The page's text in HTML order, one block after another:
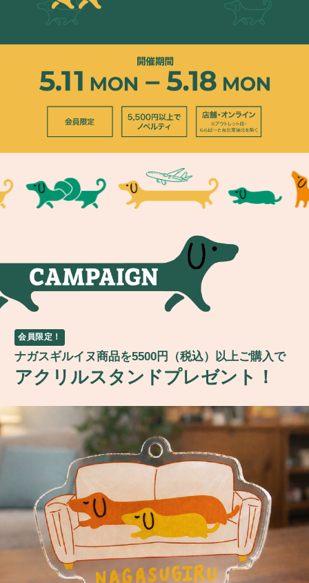
会員限定！
ナガスギルイヌ商品を5500円（税込）以上ご購入で
アクリルスタンドプレゼント！